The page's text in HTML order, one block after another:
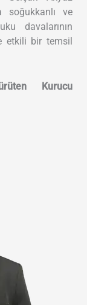
soğukkanlı ve
davalarının
etkili bir temsil
Kurucu